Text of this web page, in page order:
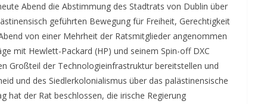
Abend die Abstimmung des Stadtrats von Dublin über
geführten Bewegung für Freiheit, Gerechtigkeit
von einer Mehrheit der Ratsmitglieder angenommen
mit Hewlett-Packard (HP) und seinem Spin-off DXC
Großteil der Technologieinfrastruktur bereitstellen und
und des Siedlerkolonialismus über das palästinensische
hat der Rat beschlossen, die irische Regierung